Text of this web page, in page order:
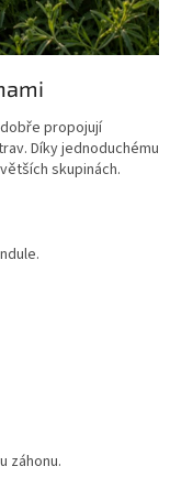
propojují
Díky jednoduchému
skupinách.
záhonu.